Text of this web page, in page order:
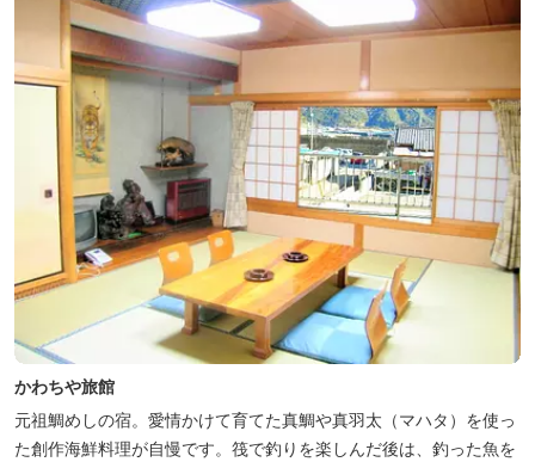
かわちや旅館
元祖鯛めしの宿。愛情かけて育てた真鯛や真羽太（マハタ）を使っ
た創作海鮮料理が自慢です。筏で釣りを楽しんだ後は、釣った魚を